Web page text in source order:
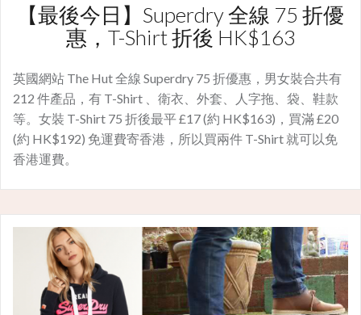
【最後今日】Superdry 全線 75 折優
惠，T-Shirt 折後 HK$163
英國網站 The Hut 全線 Superdry 75 折優惠，男女裝合共有
212 件產品，有 T-Shirt 、衛衣、外套、人字拖、袋、鞋款
等。女裝 T-Shirt 75 折後最平 £17 (約 HK$163)，買滿 £20
(約 HK$192) 免運費寄香港，所以買兩件 T-Shirt 就可以免
香港運費。